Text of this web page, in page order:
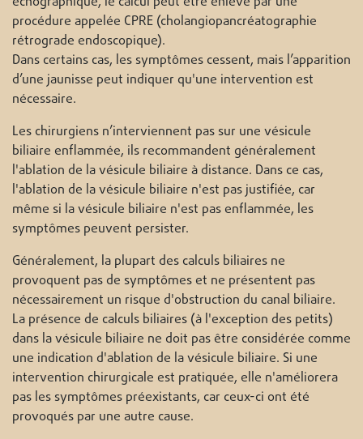
procédure appelée CPRE (cholangiopancréatographie
rétrograde endoscopique).
Dans certains cas, les symptômes cessent, mais l’apparition
d’une jaunisse peut indiquer qu'une intervention est
nécessaire.
Les chirurgiens n’interviennent pas sur une vésicule
biliaire enflammée, ils recommandent généralement
l'ablation de la vésicule biliaire à distance. Dans ce cas,
l'ablation de la vésicule biliaire n'est pas justifiée, car
même si la vésicule biliaire n'est pas enflammée, les
symptômes peuvent persister.
Généralement, la plupart des calculs biliaires ne
provoquent pas de symptômes et ne présentent pas
nécessairement un risque d'obstruction du canal biliaire.
La présence de calculs biliaires (à l'exception des petits)
dans la vésicule biliaire ne doit pas être considérée comme
une indication d'ablation de la vésicule biliaire. Si une
intervention chirurgicale est pratiquée, elle n'améliorera
pas les symptômes préexistants, car ceux-ci ont été
provoqués par une autre cause.